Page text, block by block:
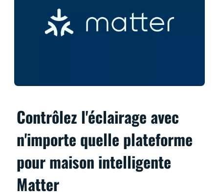
Contrôlez l'éclairage avec
n'importe quelle plateforme
pour maison intelligente
Matter